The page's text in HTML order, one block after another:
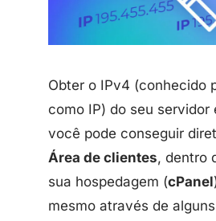
Obter o IPv4 (conhecido
como IP) do seu servidor
você pode conseguir
Área de clientes, dentro
sua hospedagem (cPanel
mesmo através de